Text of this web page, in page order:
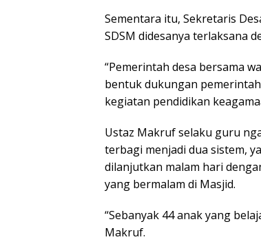
Sementara itu, Sekretaris
SDSM didesanya terlaksana
“Pemerintah desa bersama
bentuk dukungan
kegiatan pendidikan
Ustaz Makruf selaku guru
terbagi menjadi dua sistem,
dilanjutkan malam hari
yang bermalam di Masjid.
“Sebanyak 44 anak yang
Makruf.